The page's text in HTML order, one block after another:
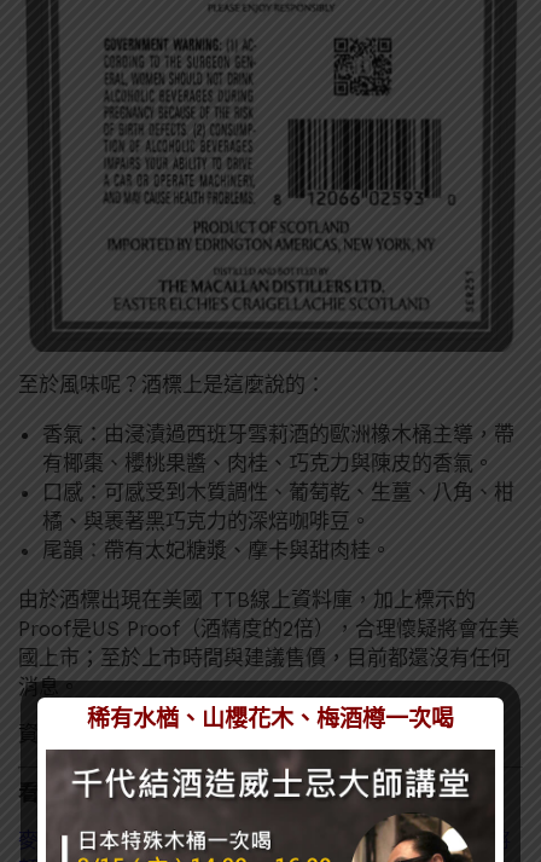
至於風味呢？酒標上是這麼說的：
香氣：由浸漬過西班牙雪莉酒的歐洲橡木桶主導，帶
有椰棗、櫻桃果醬、肉桂、巧克力與陳皮的香氣。
口感：可感受到木質調性、葡萄乾、生薑、八角、柑
橘、與裹著黑巧克力的深焙咖啡豆。
尾韻：帶有太妃糖漿、摩卡與甜肉桂。
由於酒標出現在美國 TTB線上資料庫，加上標示的
Proof是US Proof（酒精度的2倍），合理懷疑將會在美
國上市；至於上市時間與建議售價，目前都還沒有任何
消息。
資料來源： 88 bamboo、Whisky Monkeys
看了這篇的人也看了：
麥卡倫第一款干邑桶新作？「精萃世界」系列巴黎版將
稀有水楢、山櫻花木、梅酒樽一次喝